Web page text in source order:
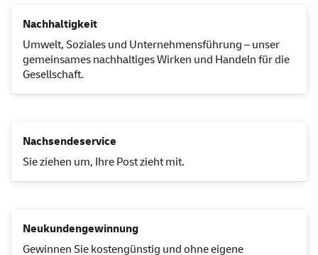
Nachhaltigkeit
Umwelt, Soziales und Unternehmensführung – unser
gemeinsames nachhaltiges Wirken und Handeln für die
Gesellschaft.
Nachsendeservice
Sie ziehen um, Ihre Post zieht mit.
Neukundengewinnung
Gewinnen Sie kostengünstig und ohne eigene